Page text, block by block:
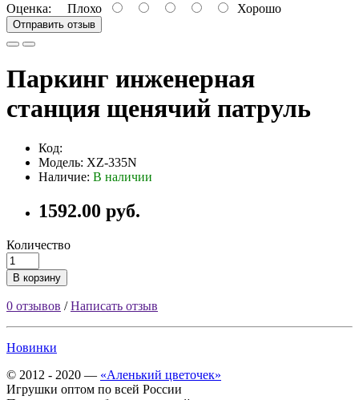
Оценка: Плохо Хорошо
Отправить отзыв
Паркинг инженерная
станция щенячий патруль
Код:
Модель: XZ-335N
Наличие: В наличии
1592.00 руб.
Количество
В корзину
0 отзывов /Написать отзыв
Новинки
© 2012 - 2020 — «Аленький цветочек»
Игрушки оптом по всей России